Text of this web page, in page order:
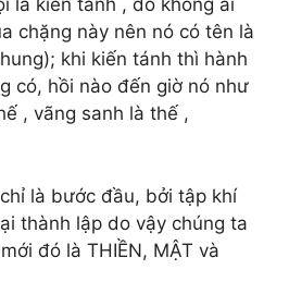
là kiến tánh , do không ai
chặng này nên nó có tên là
khi kiến tánh thì hành
có, hồi nào đến giờ nó như
, vãng sanh là thế ,
là bước đầu, bởi tập khí
thành lập do vậy chúng ta
đó là THIỀN, MẬT và